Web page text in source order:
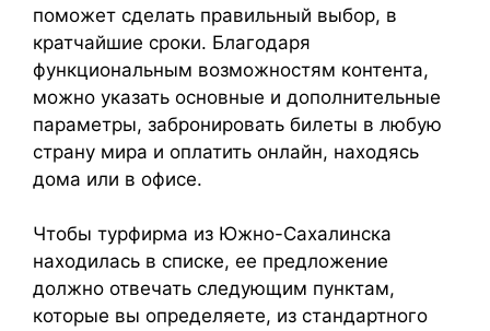
поможет сделать правильный выбор, в
кратчайшие сроки. Благодаря
функциональным возможностям контента,
можно указать основные и дополнительные
параметры, забронировать билеты в любую
страну мира и оплатить онлайн, находясь
дома или в офисе.
Чтобы турфирма из Южно-Сахалинска
находилась в списке, ее предложение
должно отвечать следующим пунктам,
которые вы определяете, из стандартного